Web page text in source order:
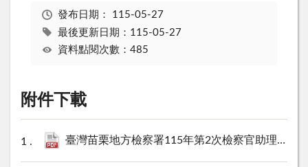
發布日期： 115-05-27
最後更新日期：115-05-27
資料點閱次數：485
附件下載
臺灣苗栗地方檢察署115年第2次檢察官助理榜示錄取名單.pdf